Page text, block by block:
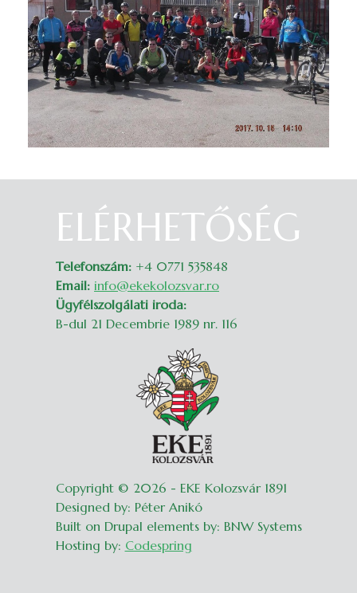
ELÉRHETŐSÉG
Telefonszám: +4 0771 535848
Email: info@ekekolozsvar.ro
Ügyfélszolgálati iroda:
B-dul 21 Decembrie 1989 nr. 116
Copyright © 2026 - EKE Kolozsvár 1891
Designed by: Péter Anikó
Built on Drupal elements by: BNW Systems
Hosting by: Codespring